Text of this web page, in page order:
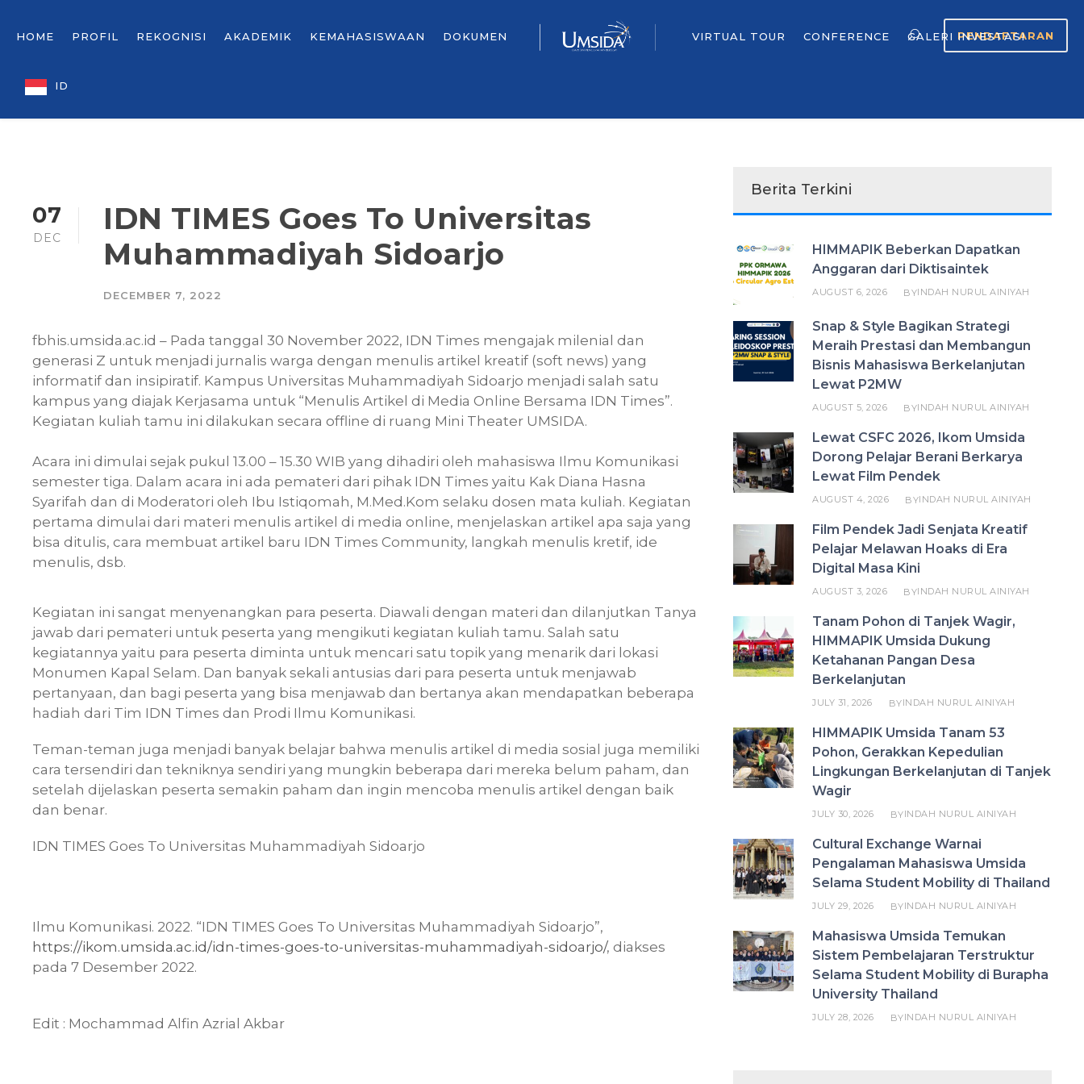
HOME PROFIL REKOGNISI AKADEMIK KEMAHASISWAAN DOKUMEN VIRTUAL TOUR CONFERENCE GALERI INVESTASI
ID
PENDAFTARAN
07
DEC
IDN TIMES Goes To Universitas
Muhammadiyah Sidoarjo
DECEMBER 7, 2022
fbhis.umsida.ac.id – Pada tanggal 30 November 2022, IDN Times mengajak milenial dan
generasi Z untuk menjadi jurnalis warga dengan menulis artikel kreatif (soft news) yang
informatif dan insipiratif. Kampus Universitas Muhammadiyah Sidoarjo menjadi salah satu
kampus yang diajak Kerjasama untuk “Menulis Artikel di Media Online Bersama IDN Times”.
Kegiatan kuliah tamu ini dilakukan secara offline di ruang Mini Theater UMSIDA.
Acara ini dimulai sejak pukul 13.00 – 15.30 WIB yang dihadiri oleh mahasiswa Ilmu Komunikasi
semester tiga. Dalam acara ini ada pemateri dari pihak IDN Times yaitu Kak Diana Hasna
Syarifah dan di Moderatori oleh Ibu Istiqomah, M.Med.Kom selaku dosen mata kuliah. Kegiatan
pertama dimulai dari materi menulis artikel di media online, menjelaskan artikel apa saja yang
bisa ditulis, cara membuat artikel baru IDN Times Community, langkah menulis kretif, ide
menulis, dsb.
Kegiatan ini sangat menyenangkan para peserta. Diawali dengan materi dan dilanjutkan Tanya
jawab dari pemateri untuk peserta yang mengikuti kegiatan kuliah tamu. Salah satu
kegiatannya yaitu para peserta diminta untuk mencari satu topik yang menarik dari lokasi
Monumen Kapal Selam. Dan banyak sekali antusias dari para peserta untuk menjawab
pertanyaan, dan bagi peserta yang bisa menjawab dan bertanya akan mendapatkan beberapa
hadiah dari Tim IDN Times dan Prodi Ilmu Komunikasi.
Teman-teman juga menjadi banyak belajar bahwa menulis artikel di media sosial juga memiliki
cara tersendiri dan tekniknya sendiri yang mungkin beberapa dari mereka belum paham, dan
setelah dijelaskan peserta semakin paham dan ingin mencoba menulis artikel dengan baik
dan benar.
IDN TIMES Goes To Universitas Muhammadiyah Sidoarjo
Ilmu Komunikasi. 2022. “IDN TIMES Goes To Universitas Muhammadiyah Sidoarjo”,
https://ikom.umsida.ac.id/idn-times-goes-to-universitas-muhammadiyah-sidoarjo/, diakses
pada 7 Desember 2022.
Edit : Mochammad Alfin Azrial Akbar
Berita Terkini
HIMMAPIK Beberkan Dapatkan
Anggaran dari Diktisaintek
AUGUST 6, 2026 BYINDAH NURUL AINIYAH
Snap & Style Bagikan Strategi
Meraih Prestasi dan Membangun
Bisnis Mahasiswa Berkelanjutan
Lewat P2MW
AUGUST 5, 2026 BYINDAH NURUL AINIYAH
Lewat CSFC 2026, Ikom Umsida
Dorong Pelajar Berani Berkarya
Lewat Film Pendek
AUGUST 4, 2026 BYINDAH NURUL AINIYAH
Film Pendek Jadi Senjata Kreatif
Pelajar Melawan Hoaks di Era
Digital Masa Kini
AUGUST 3, 2026 BYINDAH NURUL AINIYAH
Tanam Pohon di Tanjek Wagir,
HIMMAPIK Umsida Dukung
Ketahanan Pangan Desa
Berkelanjutan
JULY 31, 2026 BYINDAH NURUL AINIYAH
HIMMAPIK Umsida Tanam 53
Pohon, Gerakkan Kepedulian
Lingkungan Berkelanjutan di Tanjek
Wagir
JULY 30, 2026 BYINDAH NURUL AINIYAH
Cultural Exchange Warnai
Pengalaman Mahasiswa Umsida
Selama Student Mobility di Thailand
JULY 29, 2026 BYINDAH NURUL AINIYAH
Mahasiswa Umsida Temukan
Sistem Pembelajaran Terstruktur
Selama Student Mobility di Burapha
University Thailand
JULY 28, 2026 BYINDAH NURUL AINIYAH